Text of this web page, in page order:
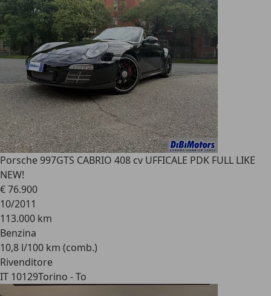
Porsche 997GTS CABRIO 408 cv UFFICALE PDK FULL LIKE
NEW!
€ 76.900
10/2011
113.000 km
Benzina
10,8 l/100 km (comb.)
Rivenditore
IT 10129Torino - To